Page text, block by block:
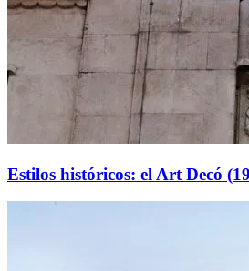
Estilos históricos: el Art Decó